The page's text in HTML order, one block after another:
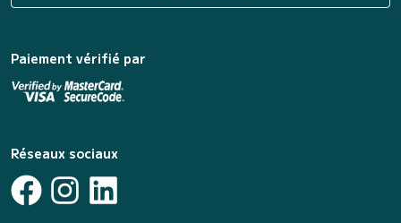
Paiement vérifié par
Réseaux sociaux